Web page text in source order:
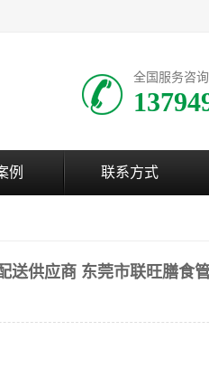
全国服务咨
例 联系方式
送供应商 东莞市联旺膳食